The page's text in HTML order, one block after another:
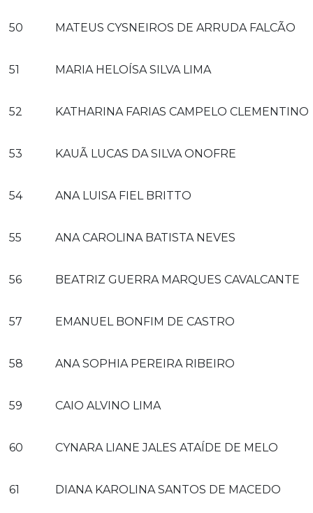
50 MATEUS CYSNEIROS DE ARRUDA FALCÃO
51 MARIA HELOÍSA SILVA LIMA
52 KATHARINA FARIAS CAMPELO CLEMENTINO
53 KAUÃ LUCAS DA SILVA ONOFRE
54 ANA LUISA FIEL BRITTO
55 ANA CAROLINA BATISTA NEVES
56 BEATRIZ GUERRA MARQUES CAVALCANTE
57 EMANUEL BONFIM DE CASTRO
58 ANA SOPHIA PEREIRA RIBEIRO
59 CAIO ALVINO LIMA
60 CYNARA LIANE JALES ATAÍDE DE MELO
61 DIANA KAROLINA SANTOS DE MACEDO